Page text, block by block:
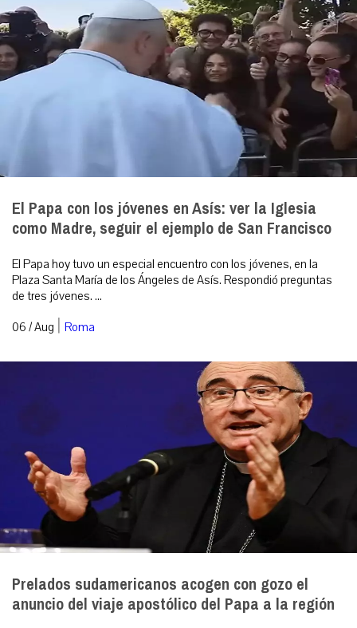
El Papa con los jóvenes en Asís: ver la Iglesia
como Madre, seguir el ejemplo de San Francisco
El Papa hoy tuvo un especial encuentro con los jóvenes, en la
Plaza Santa María de los Ángeles de Asís. Respondió preguntas
de tres jóvenes. ...
06 / Aug | Roma
Prelados sudamericanos acogen con gozo el
anuncio del viaje apostólico del Papa a la región